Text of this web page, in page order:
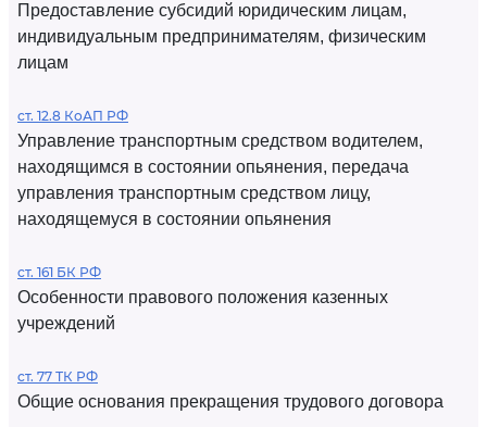
Предоставление субсидий юридическим лицам,
индивидуальным предпринимателям, физическим
лицам
ст. 12.8 КоАП РФ
Управление транспортным средством водителем,
находящимся в состоянии опьянения, передача
управления транспортным средством лицу,
находящемуся в состоянии опьянения
ст. 161 БК РФ
Особенности правового положения казенных
учреждений
ст. 77 ТК РФ
Общие основания прекращения трудового договора